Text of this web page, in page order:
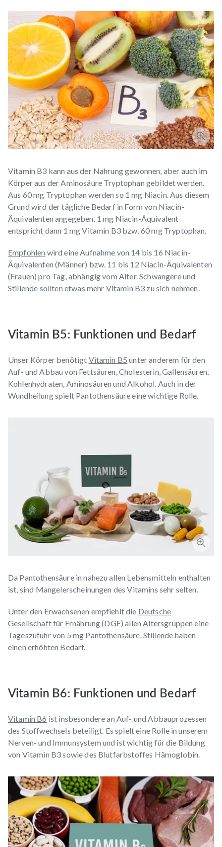
Vitamin B3 kann aus der Nahrung gewonnen, aber auch im
Körper aus der Aminosäure Tryptophan gebildet werden.
Aus 60 mg Tryptophan werden so 1 mg Niacin. Aus diesem
Grund wird der tägliche Bedarf in Form von Niacin-
Äquivalenten angegeben. 1 mg Niacin-Äquivalent
entspricht dann 1 mg Vitamin B3 bzw. 60 mg Tryptophan.
Empfohlen wird eine Aufnahme von 14 bis 16 Niacin-
Äquivalenten (Männer) bzw. 11 bis 12 Niacin-Äquivalenten
(Frauen) pro Tag, abhängig vom Alter. Schwangere und
Stillende sollten etwas mehr Vitamin B3 zu sich nehmen.
Vitamin B5: Funktionen und Bedarf
Unser Körper benötigt Vitamin B5 unter anderem für den
Auf- und Abbau von Fettsäuren, Cholesterin, Gallensäuren,
Kohlenhydraten, Aminosäuren und Alkohol. Auch in der
Wundheilung spielt Pantothensäure eine wichtige Rolle.
Da Pantothensäure in nahezu allen Lebensmitteln enthalten
ist, sind Mangelerscheinungen des Vitamins sehr selten.
Unter den Erwachsenen empfiehlt die Deutsche
Gesellschaft für Ernährung(DGE) allen Altersgruppen eine
Tageszufuhr von 5 mg Pantothensäure. Stillende haben
einen erhöhten Bedarf.
Vitamin B6: Funktionen und Bedarf
Vitamin B6 ist insbesondere an Auf- und Abbauprozessen
des Stoffwechsels beteiligt. Es spielt eine Rolle in unserem
Nerven- und Immunsystem und ist wichtig für die Bildung
von Vitamin B3 sowie des Blutfarbstoffes Hämoglobin.